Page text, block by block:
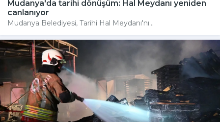
Mudanya'da tarihi dönüşüm: Hal Meydanı yeniden
canlanıyor
Mudanya Belediyesi, Tarihi Hal Meydanı'nı...